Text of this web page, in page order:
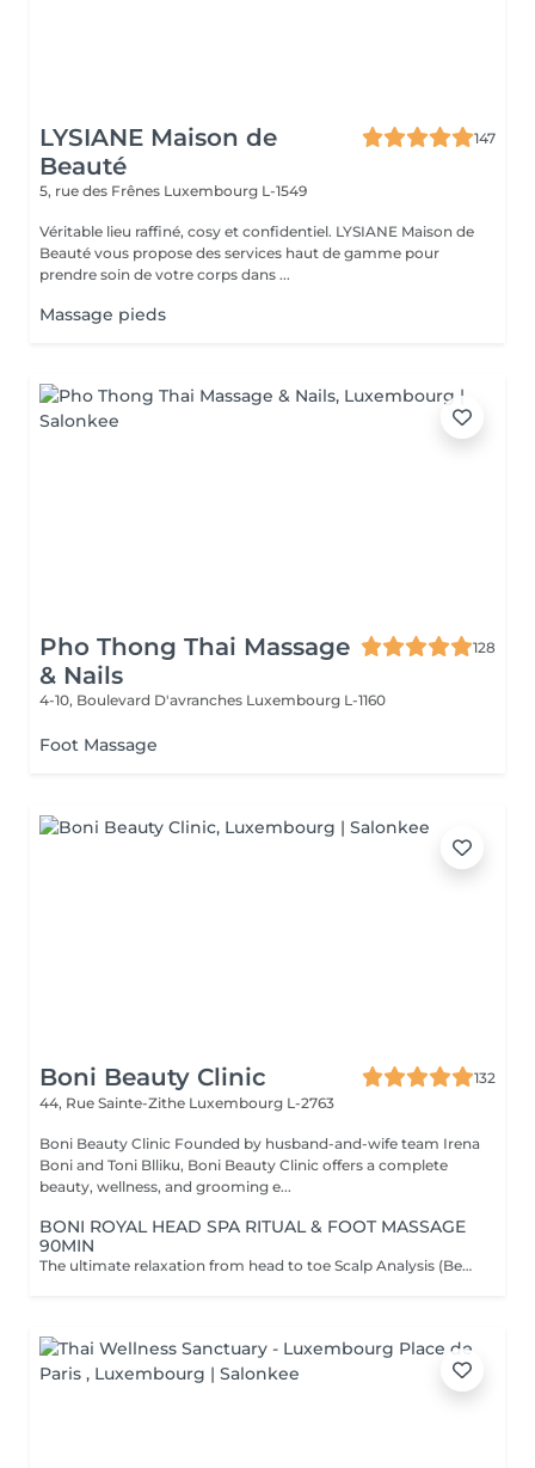
LYSIANE Maison de
Beauté
147
5, rue des Frênes Luxembourg L-1549
Véritable lieu raffiné, cosy et confidentiel. LYSIANE Maison de
Beauté vous propose des services haut de gamme pour
prendre soin de votre corps dans ...
Massage pieds
Pho Thong Thai Massage
& Nails
128
4-10, Boulevard D'avranches Luxembourg L-1160
Foot Massage
Boni Beauty Clinic
132
44, Rue Sainte-Zithe Luxembourg L-2763
Boni Beauty Clinic Founded by husband-and-wife team Irena
Boni and Toni Blliku, Boni Beauty Clinic offers a complete
beauty, wellness, and grooming e...
BONI ROYAL HEAD SPA RITUAL & FOOT MASSAGE
90MIN
The ultimate relaxation from head to toe Scalp Analysis (Becon Pro Camera) Microbubble Scalp Cleansing Rootonix Scalp & Hair Treatment Steam & Mist Infusion Scalp Massage Foot Massage (15min) Aromatherapy Ritual Blow Dry